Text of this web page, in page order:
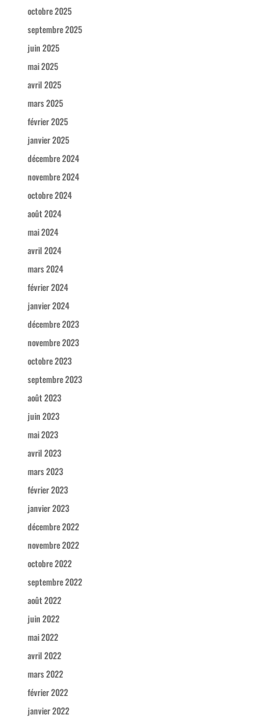
octobre 2025
septembre 2025
juin 2025
mai 2025
avril 2025
mars 2025
février 2025
janvier 2025
décembre 2024
novembre 2024
octobre 2024
août 2024
mai 2024
avril 2024
mars 2024
février 2024
janvier 2024
décembre 2023
novembre 2023
octobre 2023
septembre 2023
août 2023
juin 2023
mai 2023
avril 2023
mars 2023
février 2023
janvier 2023
décembre 2022
novembre 2022
octobre 2022
septembre 2022
août 2022
juin 2022
mai 2022
avril 2022
mars 2022
février 2022
janvier 2022